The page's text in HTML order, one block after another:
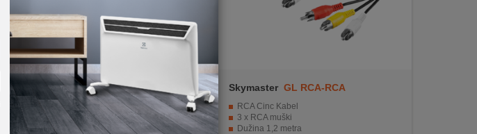
ZED electronic AK/5
Audio kabel za spajanje audio uređaja
Dužina kabla 5 metara
2 x RCA priključci
Skymaster GL RCA-RCA
RCA Cinc Kabel
3 x RCA muški
Dužina 1,2 metra